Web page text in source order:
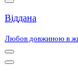
Меню
навігації
Віддана
Любов довжиною в
Меню
навігації
Меню